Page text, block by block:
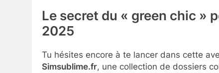
Le secret du « green chic »
2025
Tu hésites encore à te lancer dans cette
Simsublime.fr, une collection de dossiers